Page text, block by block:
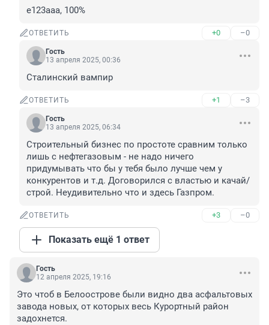
e123aaa, 100%
ОТВЕТИТЬ +0 –0
Гость
13 апреля 2025, 00:36
Сталинский вампир
ОТВЕТИТЬ +1 –3
Гость
13 апреля 2025, 06:34
Строительный бизнес по простоте сравним только
лишь с нефтегазовым - не надо ничего
придумывать что бы у тебя было лучше чем у
конкурентов и т.д. Договорился с властью и качай/
строй. Неудивительно что и здесь Газпром.
ОТВЕТИТЬ +3 –0
Показать ещё 1 ответ
Гость
12 апреля 2025, 19:16
Это чтоб в Белоострове были видно два асфальтовых
завода новых, от которых весь Курортный район
задохнется.